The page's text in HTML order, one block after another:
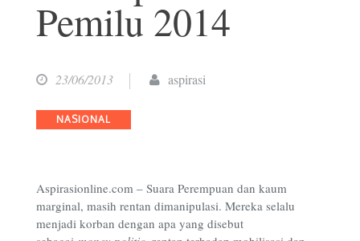
Pemilu 2014
23/06/2013 aspirasi
Categories
NASIONAL
Aspirasionline.com – Suara Perempuan dan kaum
marginal, masih rentan dimanipulasi. Mereka selalu
menjadi korban dengan apa yang disebut